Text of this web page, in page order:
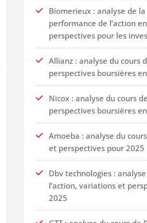
Biomerieux : analyse de la
performance de l’action
perspectives pour les
Allianz : analyse du cours
perspectives boursières
Nicox : analyse du cours
perspectives boursières
Amoeba : analyse du
et perspectives pour 2025
Dbv technologies :
l’action, variations et
2025